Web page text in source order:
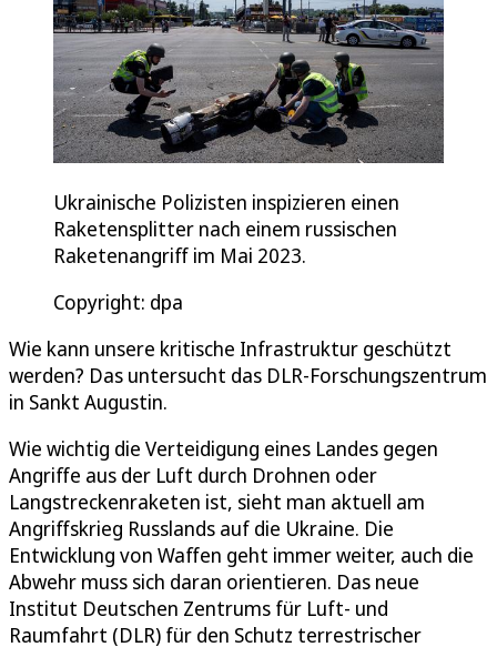
Ukrainische Polizisten inspizieren einen
Raketensplitter nach einem russischen
Raketenangriff im Mai 2023.
Copyright: dpa
Wie kann unsere kritische Infrastruktur geschützt
werden? Das untersucht das DLR-Forschungszentrum
in Sankt Augustin.
Wie wichtig die Verteidigung eines Landes gegen
Angriffe aus der Luft durch Drohnen oder
Langstreckenraketen ist, sieht man aktuell am
Angriffskrieg Russlands auf die Ukraine. Die
Entwicklung von Waffen geht immer weiter, auch die
Abwehr muss sich daran orientieren. Das neue
Institut Deutschen Zentrums für Luft- und
Raumfahrt (DLR) für den Schutz terrestrischer